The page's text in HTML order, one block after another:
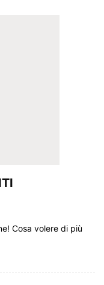
Cosa volere di più